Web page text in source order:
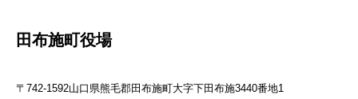
田布施町役場
〒742-1592山口県熊毛郡田布施町大字下田布施3440番地1